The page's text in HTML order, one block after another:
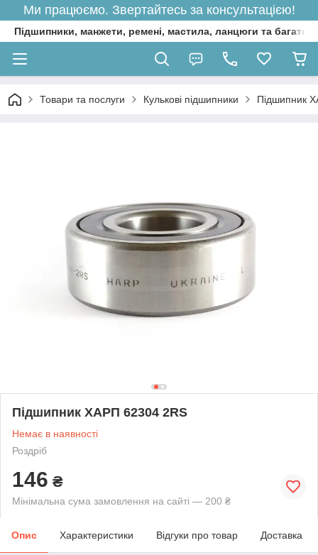
Ми працюємо. Звертайтесь за консультацією!
Підшипники, манжети, ремені, мастила, ланцюги та багато
Товари та послуги Кулькові підшипники Підшипник
Підшипник ХАРП 62304 2RS
Немає в наявності
Роздріб
146 ₴
Мінімальна сума замовлення на сайті — 200 ₴
Опис Характеристики Відгуки про товар Доставка